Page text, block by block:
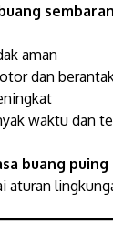
aman
dan
waktu dan
buang
aturan